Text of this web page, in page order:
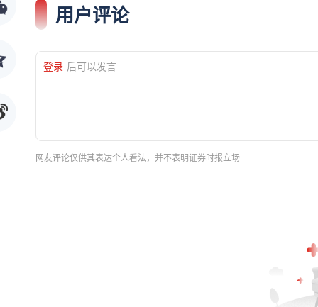
用户评论
登录 后可以发言
网友评论仅供其表达个人看法，并不表明证券时报立场